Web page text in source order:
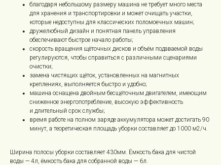
благодаря небольшому размеру машина не требует много места
для хранения и транспортировки и может очищать участки,
которые недоступны для классических поломоечных машин;
дружелюбный дизайн и понятная панель управления
обеспечивают быстрое начало работы;
скорость вращения щёточных дисков и объём подаваемой воды
регулируются, чтобы справиться с различными сценариями
очистки;
замена чистящих щёток, установленных на магнитных
креплениях, выполняется быстро и удобно;
машина оснащена двойным бесщёточным двигателем, имеющим
сниженное энергопотребление, высокую эффективность
и длительный срок службы;
время работе на полном заряде аккумулятора может достигать 90
минут, а теоретическая площадь уборки составляет до 1000 м2/ч.
Ширина полосы уборки составляет 430мм. Ёмкость бака для чистой
воды — 4л, ёмкость бака для собранной воды — 6л.